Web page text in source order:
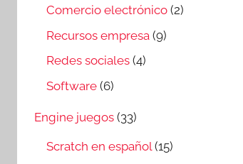
Comercio electrónico (2)
Recursos empresa (9)
Redes sociales (4)
Software (6)
Engine juegos (33)
Scratch en español(15)